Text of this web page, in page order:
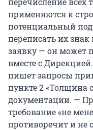
применяются к
потенциальный
переписать их
заявку — он может
вместе с
пишет запросы
пункте 2 «Толщина
документации. —
требование «не
противоречит и не